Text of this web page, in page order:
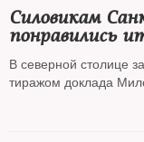
Силовикам
понравились
В северной столице
тиражом доклада